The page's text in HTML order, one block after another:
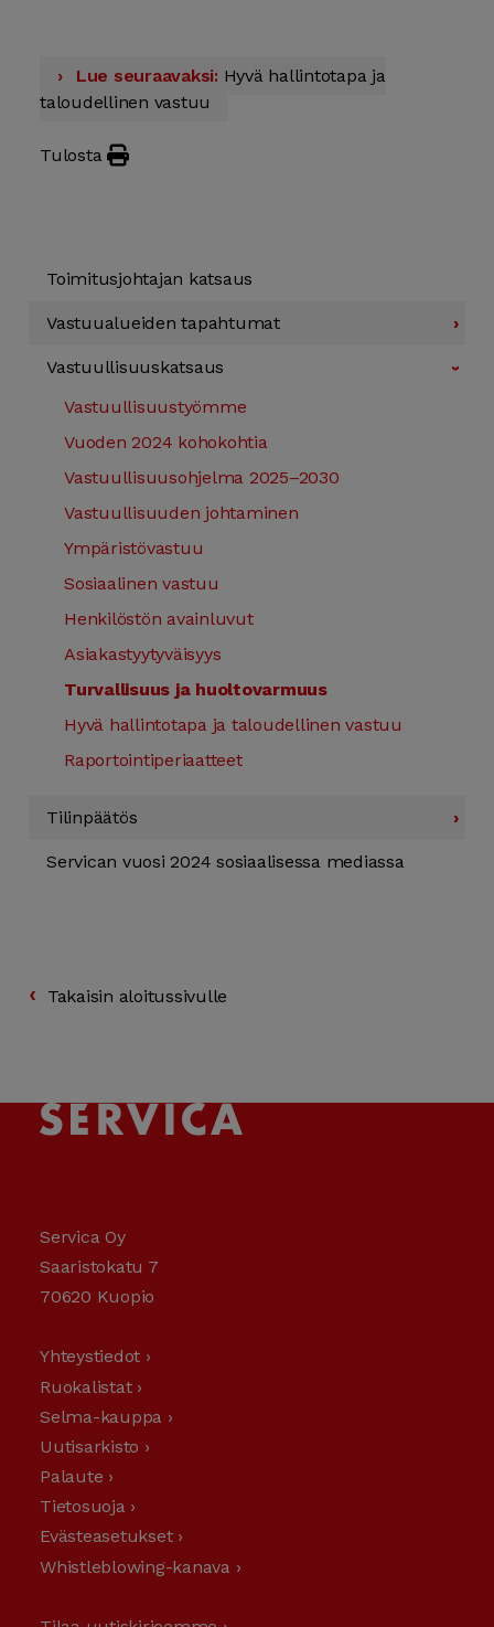
Lue seuraavaksi: Hyvä hallinto­tapa ja
taloudellinen vastuu
Tulosta
Toimitus­johtajan katsaus
Vastuu­alueiden tapahtumat ›
Vastuullisuus­katsaus ›
Vastuullisuus­työmme
Vuoden 2024 koho­kohtia
Vastuullisuus­ohjelma 2025–2030
Vastuullisuuden johtaminen
Ympäristö­vastuu
Sosiaalinen vastuu
Henkilöstön avainluvut
Asiakastyytyväisyys
Turvallisuus ja huoltovarmuus
Hyvä hallinto­tapa ja taloudellinen vastuu
Raportointi­periaatteet
Tilin­päätös ›
Servican vuosi 2024 sosiaalisessa mediassa
› Takaisin aloitussivulle
Servica Oy
Saaristokatu 7
70620 Kuopio
Yhteystiedot ›
Ruokalistat ›
Selma-kauppa ›
Uutisarkisto ›
Palaute ›
Tietosuoja ›
Evästeasetukset ›
Whistleblowing-kanava ›